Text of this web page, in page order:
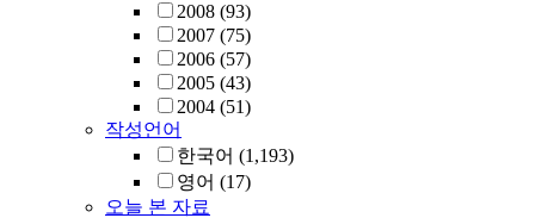
2008 (93)
2007 (75)
2006 (57)
2005 (43)
2004 (51)
작성언어
한국어 (1,193)
영어 (17)
오늘 본 자료